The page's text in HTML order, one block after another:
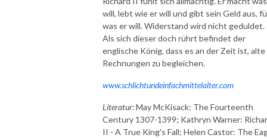
will, lebt wie er will und gibt sein Geld aus,
was er will. Widerstand wird nicht geduldet.
Als sich dieser doch rührt befindet der
englische König, dass es an der Zeit ist, alte
Rechnungen zu begleichen.
www.schlichtundeinfachmittelalter.com
Literatur:May McKisack: The Fourteenth
Century 1307-1399; Kathryn Warner:
II - A True King's Fall; Helen Castor: The